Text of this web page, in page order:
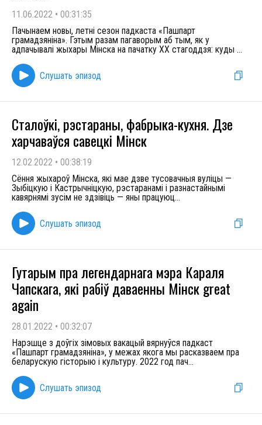
11.06.2022 • 00:31:35
Пачынаем новы, летні сезон падкаста «Пашпарт
грамадзяніна». Гэтым разам пагаворым аб тым, як у
адпачывалі жыхары Мінска на пачатку XX стагоддзя: куды ...
Слушать эпизод
Сталоўкі, рэстараны, фабрыка-кухня. Дзе
харчаваўся савецкі Мінск
12.02.2022 • 00:38:19
Сёння жыхароў Мінска, які мае дзве тусовачныя вуліцы —
Зыбіцкую і Кастрычніцкую, рэстаранамі і разнастайнымі
кавярнямі зусім не здзівіць — яны працуюц...
Слушать эпизод
Гутарым пра легендарнага мэра Караля
Чапскага, які рабіў даваенны Мінск great
again
28.01.2022 • 00:32:07
Нарэшце з доўгіх зімовых вакацый вярнуўся падкаст
«Пашпарт грамадзяніна», у межах якога мы расказваем пра
беларускую гісторыю і культуру. 2022 год пач...
Слушать эпизод